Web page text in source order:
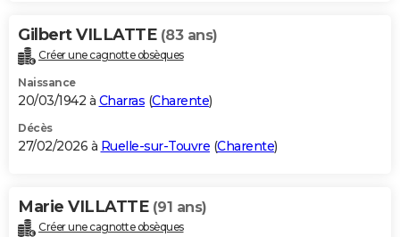
Bricolage
Lifestyle
Culture
Sport
Auto
Television
Voyage
Cinema
Gilbert VILLATTE (83 ans)
Créer une cagnotte obsèques
Naissance
20/03/1942 à Charras (Charente)
Décès
27/02/2026 à Ruelle-sur-Touvre (Charente)
Marie VILLATTE (91 ans)
Créer une cagnotte obsèques